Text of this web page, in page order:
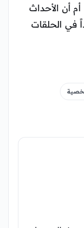
أن الأحداث
في الحلقات